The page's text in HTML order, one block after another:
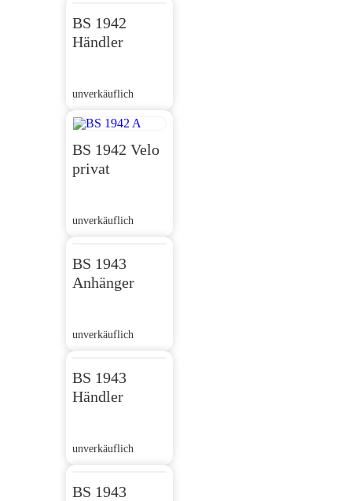
BS 1942
Händler
unverkäuflich
BS 1942 Velo
privat
unverkäuflich
BS 1943
Anhänger
unverkäuflich
BS 1943
Händler
unverkäuflich
BS 1943